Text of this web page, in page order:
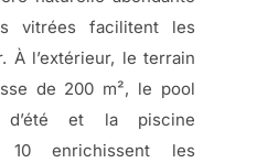
vitrées facilitent les
À l’extérieur, le terrain
de 200 m², le pool
et la piscine
enrichissent les